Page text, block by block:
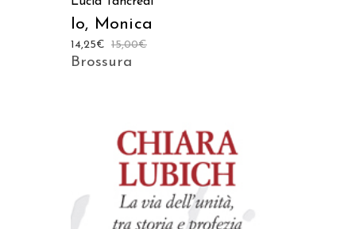
Io, Monica
15,00€
14,25€
Brossura